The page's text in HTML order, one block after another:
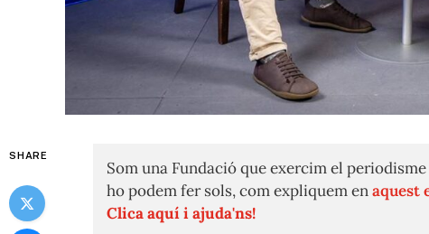
SHARE
Som una Fundació que exercim el
ho podem fer sols, com expliquem enaquest
Clica aquí i ajuda'ns!